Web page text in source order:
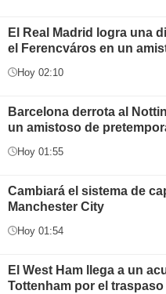
El Real Madrid logra una
el Ferencváros en un
Hoy 02:10
Barcelona derrota al
un amistoso de
Hoy 01:55
Cambiará el sistema de
Manchester City
Hoy 01:54
El West Ham llega a un
Tottenham por el